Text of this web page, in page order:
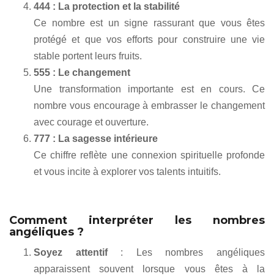
444 : La protection et la stabilité
Ce nombre est un signe rassurant que vous êtes
protégé et que vos efforts pour construire une vie
stable portent leurs fruits.
555 : Le changement
Une transformation importante est en cours. Ce
nombre vous encourage à embrasser le changement
avec courage et ouverture.
777 : La sagesse intérieure
Ce chiffre reflète une connexion spirituelle profonde
et vous incite à explorer vos talents intuitifs.
Comment interpréter les nombres
angéliques ?
Soyez attentif: Les nombres angéliques
apparaissent souvent lorsque vous êtes à la